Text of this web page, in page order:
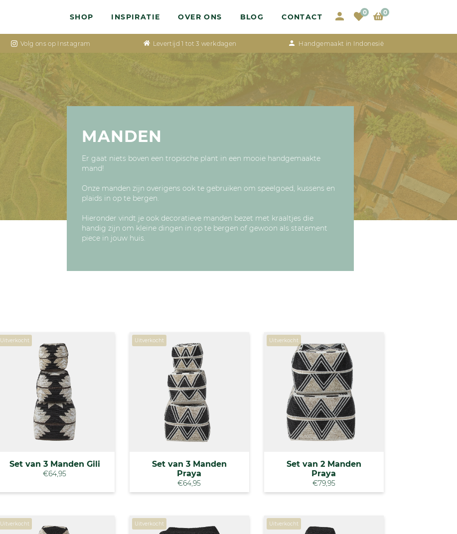
SHOP INSPIRATIE OVER ONS BLOG CONTACT
0 0
Volg ons op Instagram Levertijd 1 tot 3 werkdagen Handgemaakt in Indonesië
MANDEN
Er gaat niets boven een tropische plant in een mooie handgemaakte
mand!
Onze manden zijn overigens ook te gebruiken om speelgoed, kussens en
plaids in op te bergen.
Hieronder vindt je ook decoratieve manden bezet met kraaltjes die
handig zijn om kleine dingen in op te bergen of gewoon als statement
piece in jouw huis.
Uitverkocht
Set van 3 Manden Gili
€64,95
Uitverkocht
Set van 3 Manden
Praya
€64,95
Uitverkocht
Set van 2 Manden
Praya
€79,95
Uitverkocht Uitverkocht Uitverkocht